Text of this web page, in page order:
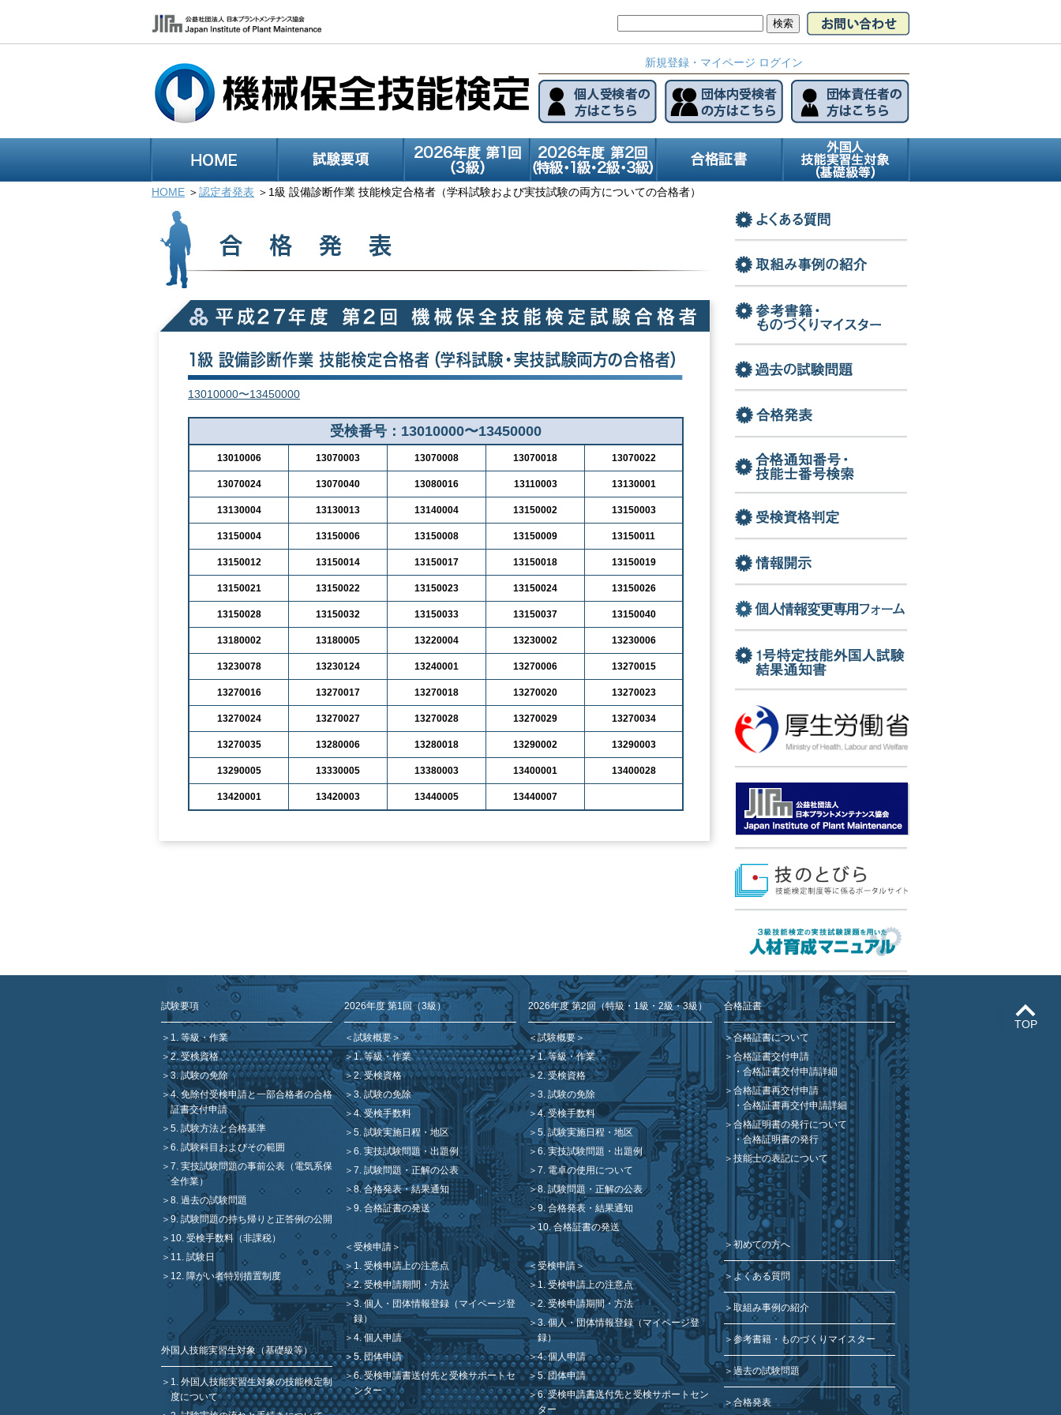
新規登録・マイページ ログイン
HOME 認定者発表 1級 設備診断作業 技能検定合格者（学科試験および実技試験の両方についての合格者）
13010000〜13450000
受検番号：13010000〜13450000
13010006 13070003 13070008 13070018 13070022
13070024 13070040 13080016 13110003 13130001
13130004 13130013 13140004 13150002 13150003
13150004 13150006 13150008 13150009 13150011
13150012 13150014 13150017 13150018 13150019
13150021 13150022 13150023 13150024 13150026
13150028 13150032 13150033 13150037 13150040
13180002 13180005 13220004 13230002 13230006
13230078 13230124 13240001 13270006 13270015
13270016 13270017 13270018 13270020 13270023
13270024 13270027 13270028 13270029 13270034
13270035 13280006 13280018 13290002 13290003
13290005 13330005 13380003 13400001 13400028
13420001 13420003 13440005 13440007
TOP
試験要項
1. 等級・作業
2. 受検資格
3. 試験の免除
4. 免除付受検申請と一部合格者の合格
証書交付申請
5. 試験方法と合格基準
6. 試験科目およびその範囲
7. 実技試験問題の事前公表（電気系保
全作業）
8. 過去の試験問題
9. 試験問題の持ち帰りと正答例の公開
10. 受検手数料（非課税）
11. 試験日
12. 障がい者特別措置制度
外国人技能実習生対象（基礎級等）
1. 外国人技能実習生対象の技能検定制
度について
2026年度 第1回（3級）
＜試験概要＞
1. 等級・作業
2. 受検資格
3. 試験の免除
4. 受検手数料
5. 試験実施日程・地区
6. 実技試験問題・出題例
7. 試験問題・正解の公表
8. 合格発表・結果通知
9. 合格証書の発送
＜受検申請＞
1. 受検申請上の注意点
2. 受検申請期間・方法
3. 個人・団体情報登録（マイページ登
録）
4. 個人申請
5. 団体申請
6. 受検申請書送付先と受検サポートセ
ンター
2026年度 第2回（特級・1級・2級・3級）
＜試験概要＞
1. 等級・作業
2. 受検資格
3. 試験の免除
4. 受検手数料
5. 試験実施日程・地区
6. 実技試験問題・出題例
7. 電卓の使用について
8. 試験問題・正解の公表
9. 合格発表・結果通知
10. 合格証書の発送
＜受検申請＞
1. 受検申請上の注意点
2. 受検申請期間・方法
3. 個人・団体情報登録（マイページ登
録）
4. 個人申請
5. 団体申請
6. 受検申請書送付先と受検サポートセン
ター
合格証書
合格証書について
合格証書交付申請
合格証書交付申請詳細
合格証書再交付申請
合格証書再交付申請詳細
合格証明書の発行について
合格証明書の発行
技能士の表記について
初めての方へ
よくある質問
取組み事例の紹介
参考書籍・ものづくりマイスター
過去の試験問題
合格発表